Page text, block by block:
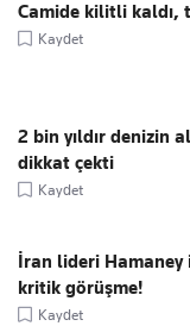
Camide kilitli kaldı,
Kaydet
2 bin yıldır denizin
dikkat çekti
Kaydet
İran lideri Hamaney
kritik görüşme!
Kaydet